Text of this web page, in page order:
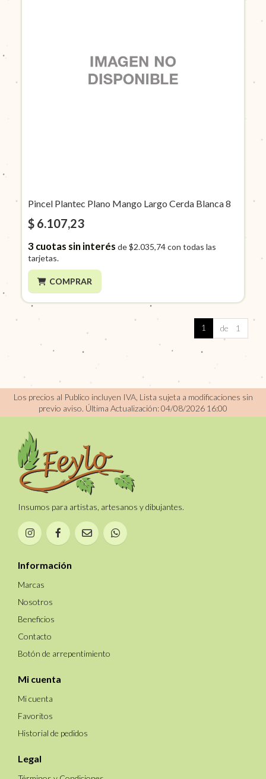
Pincel Plantec Plano Mango Largo Cerda Blanca 8
$ 6.107,23
3cuotas sin interés de$2.035,74con todas las
tarjetas.
COMPRAR
1 de 1
Los precios al Publico incluyen IVA, Lista sujeta a modificaciones sin
previo aviso. Última Actualización: 04/08/2026 16:00
Insumos para artistas, artesanos y dibujantes.
Información
Marcas
Nosotros
Beneficios
Contacto
Botón de arrepentimiento
Mi cuenta
Mi cuenta
Favoritos
Historial de pedidos
Legal